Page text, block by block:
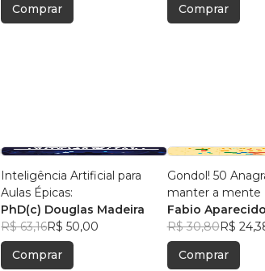
Comprar
Comprar
Inteligência Artificial para
Aulas Épicas:
PhD(c) Douglas Madeira
R$ 63,16R$ 50,00
Comprar
Gondol! 50
manter a mente
Fabio
R$ 30,80R$
Comprar